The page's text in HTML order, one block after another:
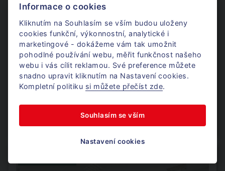
Rezidence Mariacela
Kalová, Brno
Nájem
Informace o cookies
Kliknutím na Souhlasím se vším budou uloženy
cookies funkční, výkonnostní, analytické i
marketingové - dokážeme vám tak umožnit
pohodlné používání webu, měřit funkčnost našeho
webu i vás cílit reklamou. Své preference můžete
snadno upravit kliknutím na Nastavení cookies.
Kompletní politiku si můžete přečíst zde.
Souhlasím se vším
Nastavení cookies